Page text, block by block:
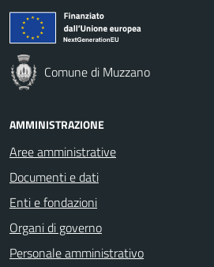
Comune di Muzzano
AMMINISTRAZIONE
Aree amministrative
Documenti e dati
Enti e fondazioni
Organi di governo
Personale amministrativo